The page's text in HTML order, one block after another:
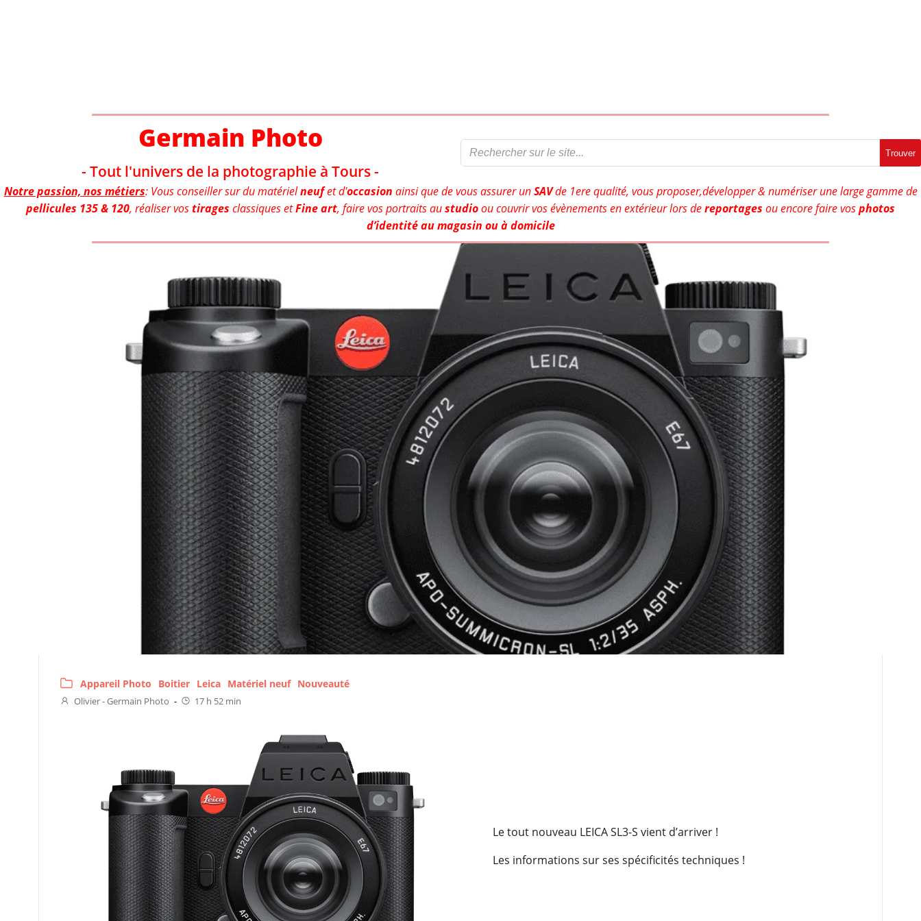
Germain Photo
- Tout l'univers de la photographie à Tours -
Trouver
Notre passion, nos métiers: Vous conseiller sur du matérielneuf et d'occasion ainsi que de vous assurer unSAVde 1ere qualité, vous proposer,développer & numériser une large gamme de
pellicules 135 & 120, réaliser vostirages classiques etFine art, faire vos portraits austudioou couvrir vos évènements en extérieur lors dereportages ou encore faire vosphotos
d’identité au magasin ou à domicile
Appareil Photo Boitier Leica Matériel neuf Nouveauté
Olivier - Germain Photo - 17 h 52 min
Le tout nouveau LEICA SL3-S vient d’arriver !
Les informations sur ses spécificités techniques !